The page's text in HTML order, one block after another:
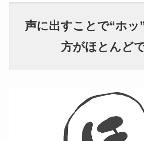
声に出すことで“ホッ
方がほとんど